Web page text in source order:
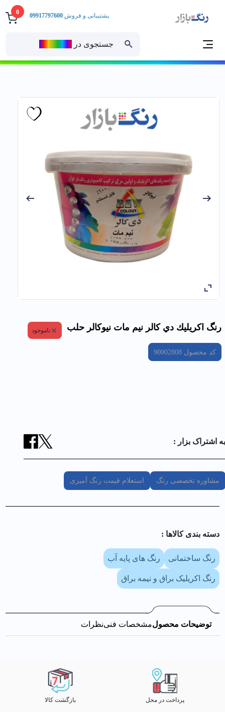
0
جستجوی در
پشتیبانی و فروش:09917797600
رنگ اكريليك دي كالر نيم مات نیوکالر حلب ناموجود
کد محصول90002808
به اشتراک بزار :
مشاوره تخصصی رنگ استعلام قیمت رنگ آمیزی
دسته بندی کالا‌ها :
رنگ ساختمانی رنگ های پایه آب
رنگ اکریلیک براق و نیمه براق
توضیحات محصولمشخصات فنینظرات
پرداخت در محل بازگشت کالا